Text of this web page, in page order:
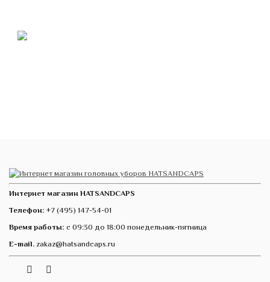
Интернет магазин HATSANDCAPS
Телефон: +7 (495) 147-54-01
Время работы: с 09:30 до 18:00 понедельник-пятница
E-mail. zakaz@hatsandcaps.ru
Telegram